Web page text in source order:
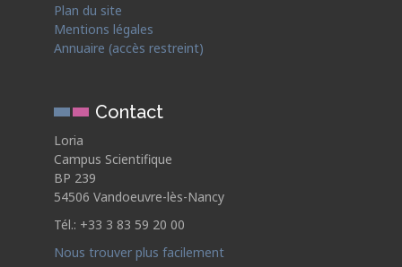
Plan du site
Mentions légales
Annuaire (accès restreint)
Contact
Loria
Campus Scientifique
BP 239
54506 Vandoeuvre-lès-Nancy
Tél.: +33 3 83 59 20 00
Nous trouver plus facilement